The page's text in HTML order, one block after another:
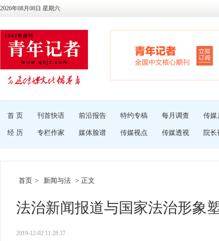
2026年08月08日 星期六
首 页 刊首快语 前沿报告 特约专稿 每月调查 传媒
经 历 专栏作家 媒体脸谱 传媒视点 传媒透视 院长
首页 > 新闻与法 > 正文
法治新闻报道与国家法治形象
2019-12-02 11:28:37